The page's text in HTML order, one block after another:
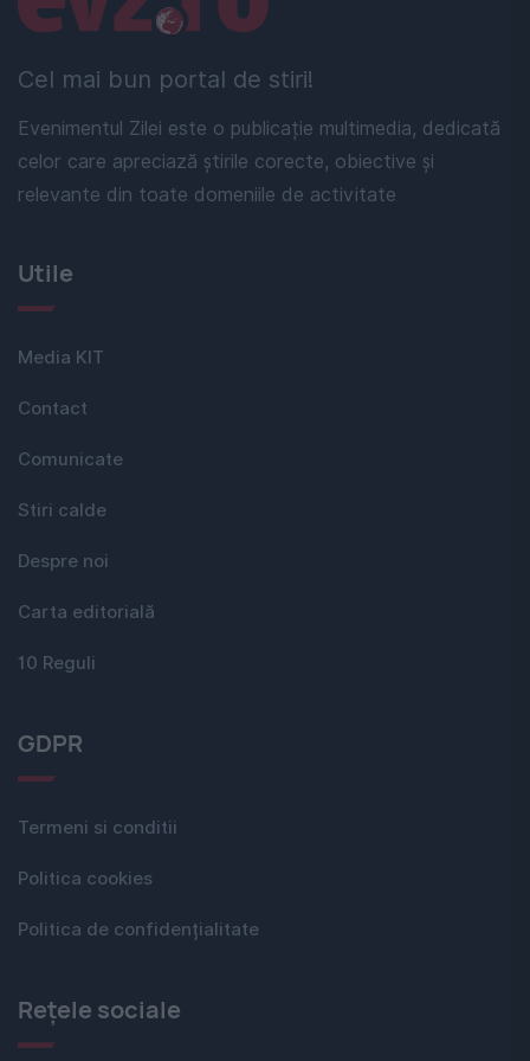
Cel mai bun portal de stiri!
Evenimentul Zilei este o publicație multimedia, dedicată
celor care apreciază știrile corecte, obiective și
relevante din toate domeniile de activitate
Utile
Media KIT
Contact
Comunicate
Stiri calde
Despre noi
Carta editorială
10 Reguli
GDPR
Termeni si conditii
Politica cookies
Politica de confidențialitate
Rețele sociale